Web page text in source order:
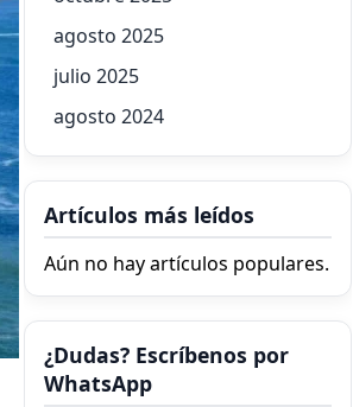
agosto 2025
julio 2025
agosto 2024
Artículos más leídos
Aún no hay artículos populares.
¿Dudas? Escríbenos por
WhatsApp